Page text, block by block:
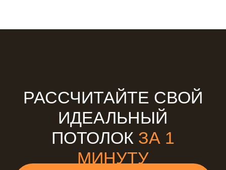
Выезд технолога-замерщика —
обязательный этап в любой
фирме. У нас замер всегда
бесплатный!
ДИЗАЙН НАТЯЖНОГО
ПОТОЛКА — В
ПОДАРОК!